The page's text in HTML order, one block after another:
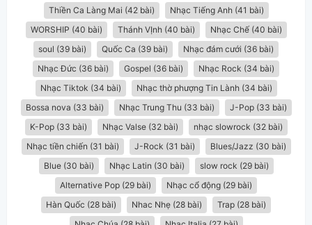
Thiền Ca Làng Mai (42 bài)
Nhạc Tiếng Anh (41 bài)
WORSHIP (40 bài)
Thánh VỊnh (40 bài)
Nhạc Chế (40 bài)
soul (39 bài)
Quốc Ca (39 bài)
Nhạc đám cưới (36 bài)
Nhạc Đức (36 bài)
Gospel (36 bài)
Nhạc Rock (34 bài)
Nhạc Tiktok (34 bài)
Nhạc thờ phượng Tin Lành (34 bài)
Bossa nova (33 bài)
Nhạc Trung Thu (33 bài)
J-Pop (33 bài)
K-Pop (33 bài)
Nhạc Valse (32 bài)
nhạc slowrock (32 bài)
Nhạc tiền chiến (31 bài)
J-Rock (31 bài)
Blues/Jazz (30 bài)
Blue (30 bài)
Nhạc Latin (30 bài)
slow rock (29 bài)
Alternative Pop (29 bài)
Nhạc cổ động (29 bài)
Hàn Quốc (28 bài)
Nhac Nhẹ (28 bài)
Trap (28 bài)